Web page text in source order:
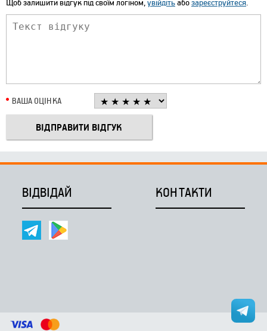
ВАША ОЦІНКА
ВІДВІДАЙ КОНТАКТИ